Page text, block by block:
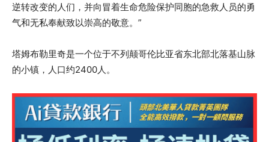
逆转改变的人们，并向冒着生命危险保护同胞的急救人员的勇
气和无私奉献致以崇高的敬意。”
塔姆布勒里奇是一个位于不列颠哥伦比亚省东北部北落基山脉
的小镇，人口约2400人。